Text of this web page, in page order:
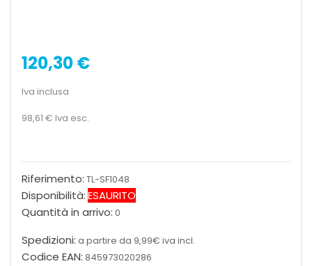
120,30 €
Iva inclusa
98,61 € Iva esc.
Riferimento: TL-SF1048
Disponibilità:ESAURITO
Quantità in arrivo: 0
Spedizioni: a partire da 9,99€ iva incl.
Codice EAN: 845973020286